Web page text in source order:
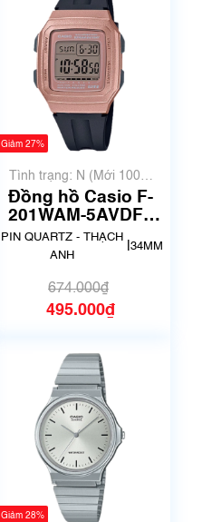
Giảm 27%
Tình trạng: N (Mới 100%
chưa qua sử dụng)
Đồng hồ Casio F-
201WAM-5AVDF |
Chính hãng
PIN QUARTZ - THẠCH
ANH
34MM
674.000₫
495.000₫
Giảm 28%